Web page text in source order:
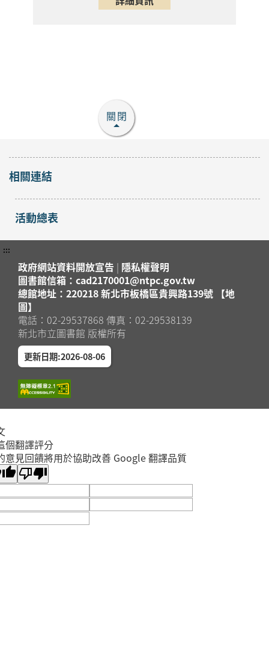
英語研習班 - 埃及文化
(二) 哈努曼神猴&面具
2026年08月09日
新莊裕民分館
報名
魔法御守守護你：一起
破解數位危機！
2026年09月05日
總館5樓研習教室
開放
報名
板橋區
【看見部落中的
「她」：織一條回家的
路】 親子工作坊
板橋區
2026年08月29日
總館5樓研習教室
板橋區
「悅」讀「紓」寫：伴
我成長--我的圓夢之旅
2026年08月13日
關閉
相關連結
活動總表
:::
政府網站資料開放宣告 | 隱私權聲明
圖書館信箱：cad2170001@ntpc.gov.tw
總館地址：220218 新北市板橋區貴興路139號 【地
圖】
電話：02-29537868 傳真：02-29538139
新北市立圖書館 版權所有
更新日期:2026-08-06
個翻譯評分
意見回饋將用於協助改善 Google 翻譯品質